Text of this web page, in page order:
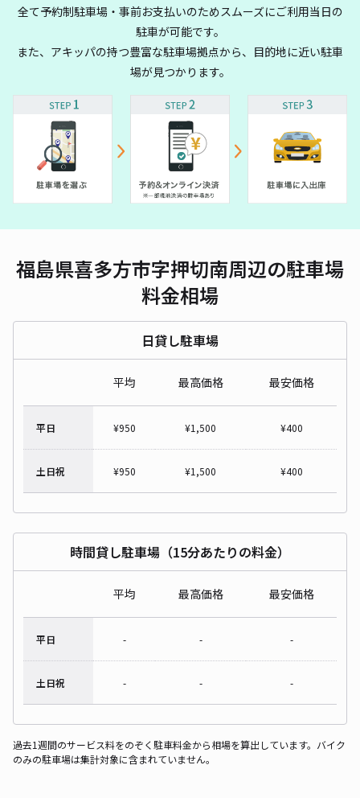
全て予約制駐車場・事前お支払いのためスムーズにご利用当日の
駐車が可能です。
また、アキッパの持つ豊富な駐車場拠点から、目的地に近い駐車
場が見つかります。
福島県喜多方市字押切南周辺の駐車場
料金相場
日貸し駐車場
平均 最高価格 最安価格
平日 ¥950 ¥1,500 ¥400
土日祝 ¥950 ¥1,500 ¥400
時間貸し駐車場（15分あたりの料金）
平均 最高価格 最安価格
平日 - - -
土日祝 - - -
過去1週間のサービス料をのぞく駐車料金から相場を算出しています。バイク
のみの駐車場は集計対象に含まれていません。